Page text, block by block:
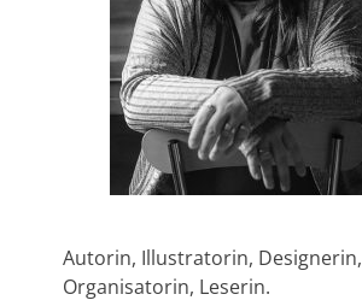
Autorin, Illustratorin, Designerin,
Organisatorin, Leserin.